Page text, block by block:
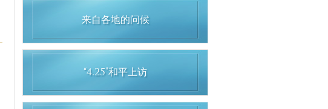
来自各地的问候
“4.25”和平上访